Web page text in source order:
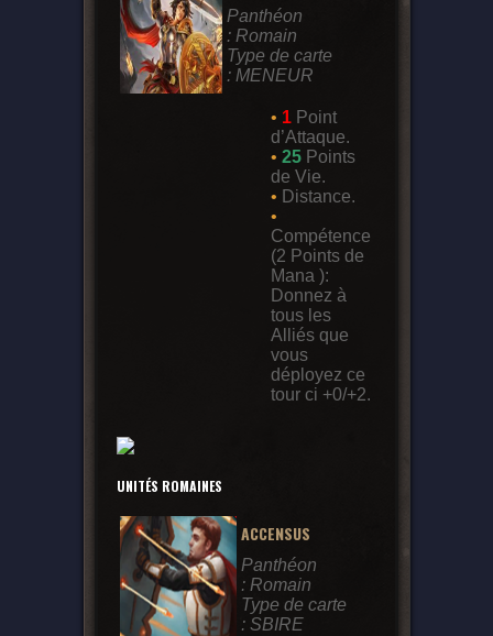
Panthéon
: Romain
Type de carte
: MENEUR
• 1Point
d’Attaque.
• 25Points
de Vie.
• Distance.
•
Compétence
(2 Points de
Mana ):
Donnez à
tous les
Alliés que
vous
déployez ce
tour ci +0/+2.
UNITÉS ROMAINES
ACCENSUS
Panthéon
: Romain
Type de carte
: SBIRE